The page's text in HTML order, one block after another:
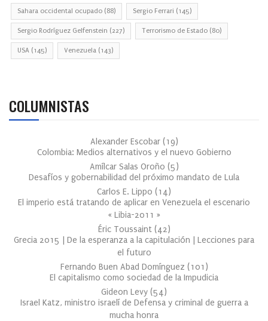
Sahara occidental ocupado (88) Sergio Ferrari (145)
Sergio Rodríguez Gelfenstein (227) Terrorismo de Estado (80)
USA (145) Venezuela (143)
COLUMNISTAS
Alexander Escobar (19)
Colombia: Medios alternativos y el nuevo Gobierno
Amílcar Salas Oroño (5)
Desafíos y gobernabilidad del próximo mandato de Lula
Carlos E. Lippo (14)
El imperio está tratando de aplicar en Venezuela el escenario
« Libia-2011 »
Éric Toussaint (42)
Grecia 2015 | De la esperanza a la capitulación | Lecciones para
el futuro
Fernando Buen Abad Domínguez (101 )
El capitalismo como sociedad de la Impudicia
Gideon Levy (54)
Israel Katz, ministro israelí de Defensa y criminal de guerra a
mucha honra